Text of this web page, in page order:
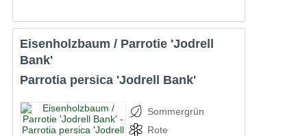
Eisenholzbaum / Parrotie 'Jodrell
Bank'
Parrotia persica 'Jodrell Bank'
Sommergrün
Rote